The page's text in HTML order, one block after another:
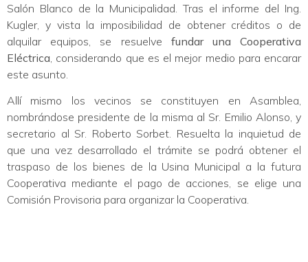
Salón Blanco de la Municipalidad. Tras el informe del Ing.
Kugler, y vista la imposibilidad de obtener créditos o de
alquilar equipos, se resuelve fundar una Cooperativa
Eléctrica, considerando que es el mejor medio para encarar
este asunto.
Allí mismo los vecinos se constituyen en Asamblea,
nombrándose presidente de la misma al Sr. Emilio Alonso, y
secretario al Sr. Roberto Sorbet. Resuelta la inquietud de
que una vez desarrollado el trámite se podrá obtener el
traspaso de los bienes de la Usina Municipal a la futura
Cooperativa mediante el pago de acciones, se elige una
Comisión Provisoria para organizar la Cooperativa.